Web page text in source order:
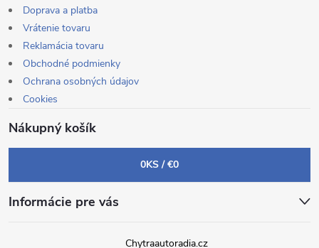
Doprava a platba
Vrátenie tovaru
Reklamácia tovaru
Obchodné podmienky
Ochrana osobných údajov
Cookies
Nákupný košík
0KS /€0
Informácie pre vás
Chytraautoradia.cz